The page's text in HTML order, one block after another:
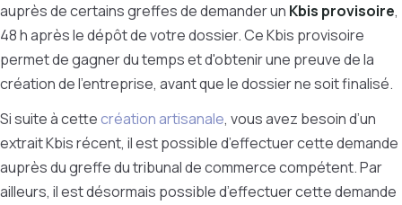
auprès de certains greffes de demander un Kbis provisoire,
48 h après le dépôt de votre dossier. Ce Kbis provisoire
permet de gagner du temps et d'obtenir une preuve de la
création de l’entreprise, avant que le dossier ne soit finalisé.
Si suite à cettecréation artisanale, vous avez besoin d’un
extrait Kbis récent, il est possible d’effectuer cette demande
auprès du greffe du tribunal de commerce compétent. Par
ailleurs, il est désormais possible d’effectuer cette demande